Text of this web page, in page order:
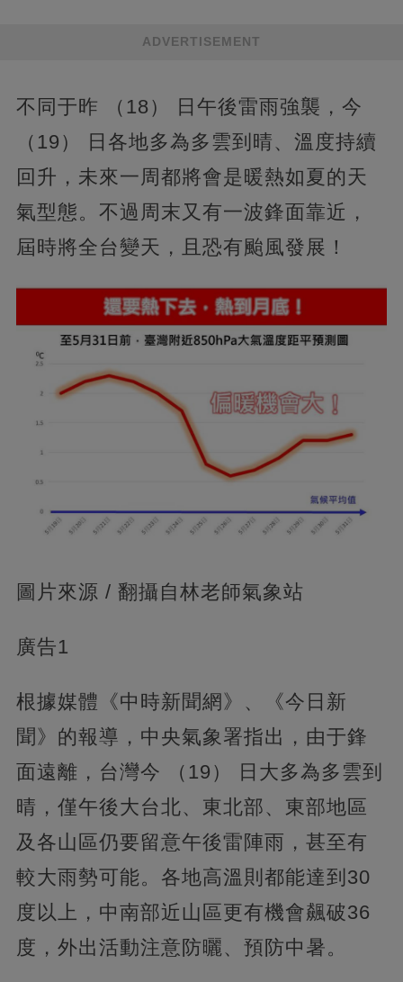
ADVERTISEMENT
不同于昨 （18） 日午後雷雨強襲，今
（19） 日各地多為多雲到晴、溫度持續
回升，未來一周都將會是暖熱如夏的天
氣型態。不過周末又有一波鋒面靠近，
屆時將全台變天，且恐有颱風發展！
圖片來源 / 翻攝自林老師氣象站
廣告1
根據媒體《中時新聞網》、《今日新
聞》的報導，中央氣象署指出，由于鋒
面遠離，台灣今 （19） 日大多為多雲到
晴，僅午後大台北、東北部、東部地區
及各山區仍要留意午後雷陣雨，甚至有
較大雨勢可能。各地高溫則都能達到30
度以上，中南部近山區更有機會飆破36
度，外出活動注意防曬、預防中暑。